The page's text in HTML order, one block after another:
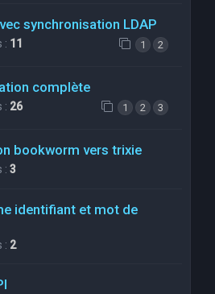
synchronisation LDAP
: 11 1 2
complète
: 26 1 2 3
bookworm vers trixie
: 3
identifiant et mot de
: 2